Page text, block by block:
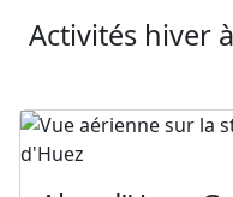
Activités hiver